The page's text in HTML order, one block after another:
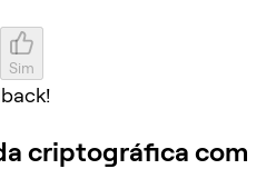
Sim
criptográfica com